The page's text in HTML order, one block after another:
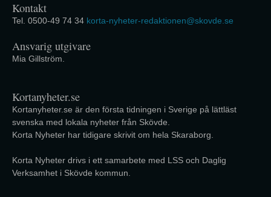
Kontakt
Tel. 0500-49 74 34 korta-nyheter-redaktionen@skovde.se
Ansvarig utgivare
Mia Gillström.
Kortanyheter.se
Kortanyheter.se är den första tidningen i Sverige på lättläst
svenska med lokala nyheter från Skövde.
Korta Nyheter har tidigare skrivit om hela Skaraborg.
Korta Nyheter drivs i ett samarbete med LSS och Daglig
Verksamhet i Skövde kommun.